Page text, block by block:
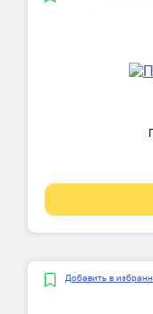
Добавить в